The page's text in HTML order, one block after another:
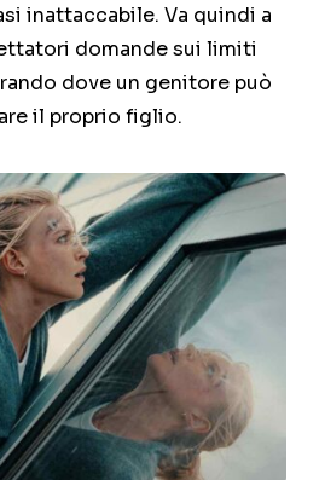
inattaccabile. Va quindi a
domande sui limiti
dove un genitore può
il proprio figlio.